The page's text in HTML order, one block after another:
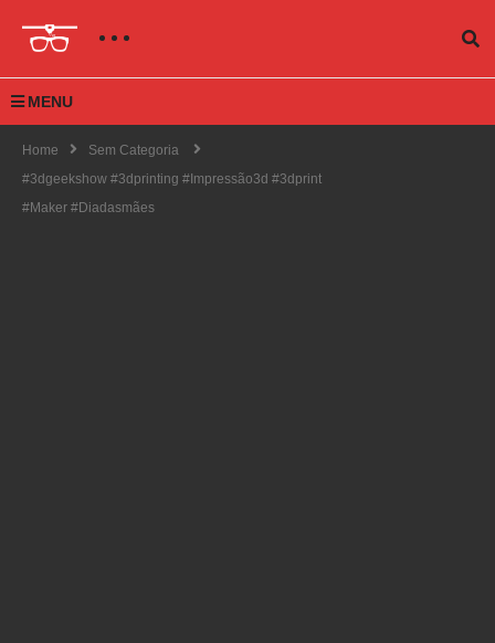
MENU
Home
Sem Categoria
#3dgeekshow #3dprinting #impressão3d #3dprint
#maker #diadasmães